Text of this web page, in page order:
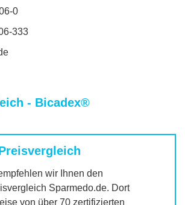
0
333
- Bicadex®
wir Ihnen den
Sparmedo.de. Dort
von über 70 zertifizierten